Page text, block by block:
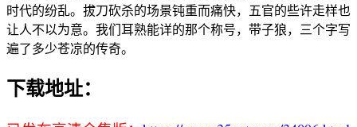
时代的纷乱。拔刀砍杀的场景钝重而痛快，五官的些许走样也
让人不以为意。我们耳熟能详的那个称号，带子狼，三个字写
遍了多少苍凉的传奇。
下载地址：